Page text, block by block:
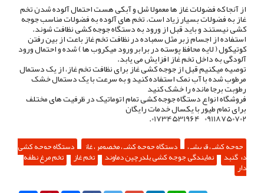
از آنجا که فضولات غاز ها معمولا شل و آبکی هست احتمال آلوده شدن تخم
غاز به فضولات بسیار زیاد است. تخم های آلوده به فضولات مناسب جوجه
کشی نیستند و باید قبل از ورود به دستگاه جوجه کشی نظافت شوند.
استفاده از اجسام زبر مثل سمباده در نظافت تخم غاز باعت از بین رفتن
کوتیکول ( لایه محافظ پوسته در برابر ورود میکروب ها ) شده و احتمال ورود
آلودگی به داخل تخم غاز افزایش می یابد.
توصیه میکنیم قبل از جوجه کشی غاز برای نظافت تخم غاز، از یک دستمال
مرطوب شده با آب نمک استفاده کنید و به سرعت با یک دستمال خشک
رطوبت برجا مانده را خشک کنید
فروشگاه انواع دستگاه جوجه کشی تمام اتوماتیک در ظرفیت های مختلف
برای تمام طیور با یکسال خدمات رایگان
09118750702 01734531964.
جوجه کشی قریشی دستگاه جوجه کشی مخصوص غاز دستگاه جوجه کشی
در گنبد نمایندگی جوجه کشی بلدرچین دماوند تخم غاز تخم مرغ نطفه
دار